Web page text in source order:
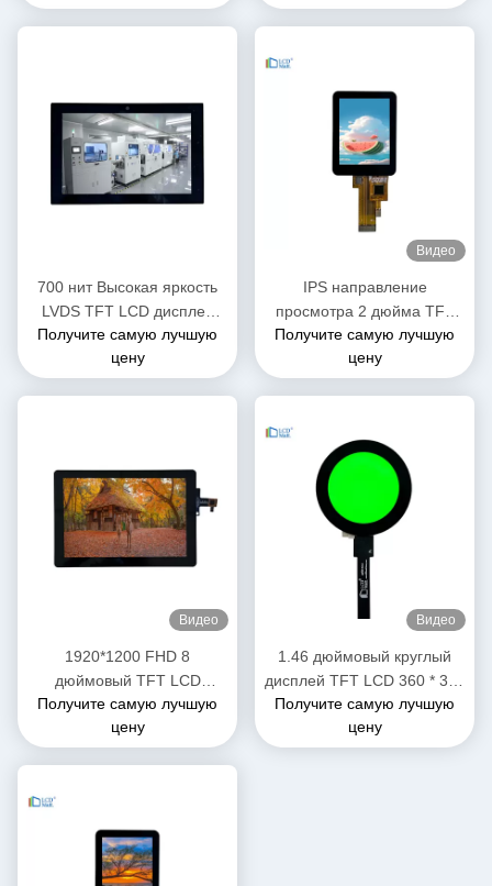
700 нит Высокая яркость
LVDS TFT LCD дисплей
10,1 дюйма OEM ODM
1920x1200
Получите самую лучшую
цену
Видео
IPS направление
просмотра 2 дюйма TFT
LCD-модуль дисплей с
SPI3 / 4 линейный
интерфейс
Получите самую лучшую
цену
Видео
1920*1200 FHD 8
дюймовый TFT LCD
дисплей Все углы обзора
1000 нит высокая яркость
Получите самую лучшую
цену
Видео
1.46 дюймовый круглый
дисплей TFT LCD 360 * 360
IPS Модуль LCD дисплея
для часов
Получите самую лучшую
цену